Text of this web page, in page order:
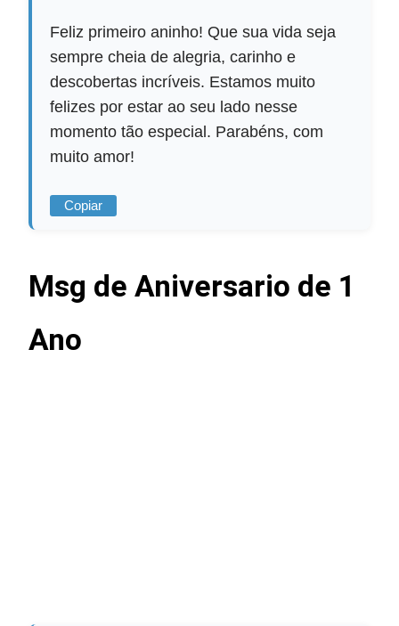
Feliz primeiro aninho! Que sua vida seja
sempre cheia de alegria, carinho e
descobertas incríveis. Estamos muito
felizes por estar ao seu lado nesse
momento tão especial. Parabéns, com
muito amor!
Copiar
Msg de Aniversario de 1
Ano